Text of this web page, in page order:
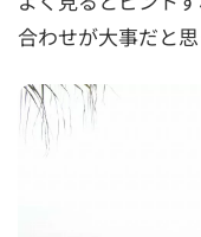
合わせが大事だと